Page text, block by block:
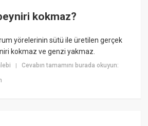
kokmaz?
yörelerinin sütü ile üretilen gerçek
kokmaz ve genzi yakmaz.
|Cevabın tamamını burada okuyun: